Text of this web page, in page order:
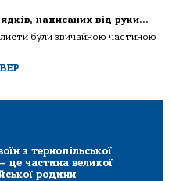
написаних від руки…
були звичайною частиною
з тернопільської
це частина великої
родини